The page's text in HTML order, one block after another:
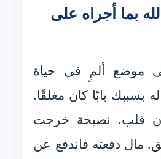
بما أجراه على
موضع ألمٍ في حياة
بسببك بابًا كان مغلقًا.
قلب. نصيحة خرجت
مال دفعته فاندفع عن